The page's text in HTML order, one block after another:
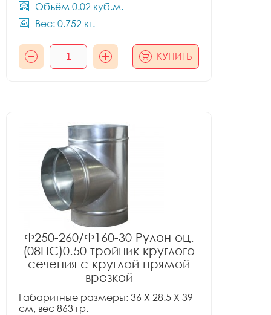
Объём 0.02 куб.м.
Вес: 0.752 кг.
КУПИТЬ
Ф250-260/Ф160-30 Рулон оц.
(08ПС)0.50 тройник круглого
сечения с круглой прямой
врезкой
Габаритные размеры: 36 X 28.5 X 39
см, вес 863 гр.